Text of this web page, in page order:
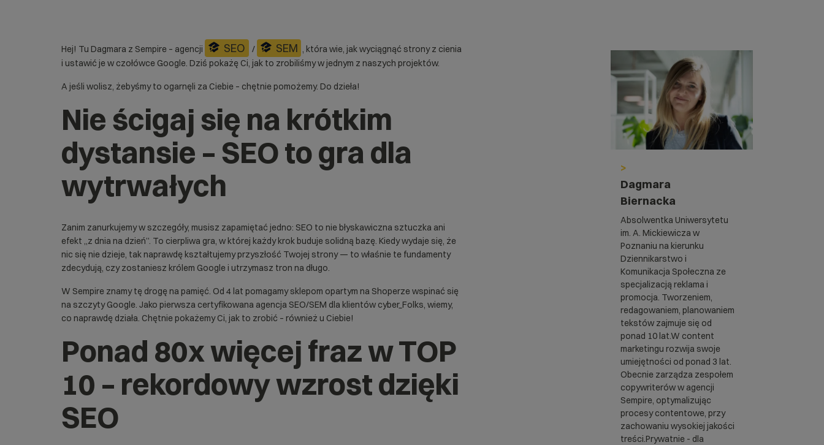
Hej! Tu Dagmara z Sempire – agencji SEO / SEM , która wie, jak wyciągnąć strony z cienia
i ustawić je w czołówce Google. Dziś pokażę Ci, jak to zrobiliśmy w jednym z naszych projektów.
A jeśli wolisz, żebyśmy to ogarnęli za Ciebie – chętnie pomożemy. Do dzieła!
Nie ścigaj się na krótkim
dystansie – SEO to gra dla
wytrwałych
Zanim zanurkujemy w szczegóły, musisz zapamiętać jedno: SEO to nie błyskawiczna sztuczka ani
efekt „z dnia na dzień”. To cierpliwa gra, w której każdy krok buduje solidną bazę. Kiedy wydaje się, że
nic się nie dzieje, tak naprawdę kształtujemy przyszłość Twojej strony — to właśnie te fundamenty
zdecydują, czy zostaniesz królem Google i utrzymasz tron na długo.
W Sempire znamy tę drogę na pamięć. Od 4 lat pomagamy sklepom opartym na Shoperze wspinać się
na szczyty Google. Jako pierwsza certyfikowana agencja SEO/SEM dla klientów cyber_Folks, wiemy,
co naprawdę działa. Chętnie pokażemy Ci, jak to zrobić – również u Ciebie!
Ponad 80x więcej fraz w TOP
10 – rekordowy wzrost dzięki
SEO
>
Dagmara
Biernacka
Absolwentka Uniwersytetu
im. A. Mickiewicza w
Poznaniu na kierunku
Dziennikarstwo i
Komunikacja Społeczna ze
specjalizacją reklama i
promocja. Tworzeniem,
redagowaniem, planowaniem
tekstów zajmuje się od
ponad 10 lat.W content
marketingu rozwija swoje
umiejętności od ponad 3 lat.
Obecnie zarządza zespołem
copywriterów w agencji
Sempire, optymalizując
procesy contentowe, przy
zachowaniu wysokiej jakości
treści.Prywatnie - dla